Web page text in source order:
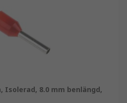
Isolerad, 8.0 mm benlängd,